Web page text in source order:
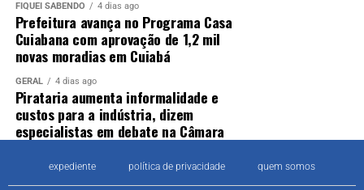
FIQUEI SABENDO 4 dias ago
Prefeitura avança no Programa Casa
Cuiabana com aprovação de 1,2 mil
novas moradias em Cuiabá
GERAL 4 dias ago
Pirataria aumenta informalidade e
custos para a indústria, dizem
especialistas em debate na Câmara
expediente política de privacidade quem somos